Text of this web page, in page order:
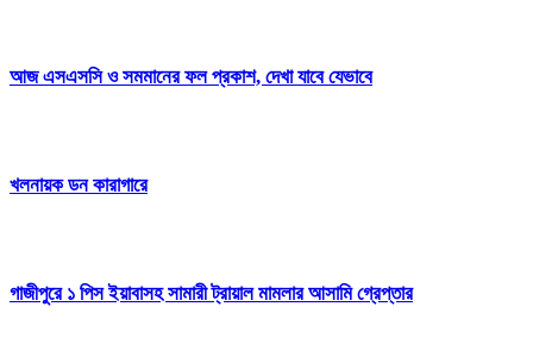
আজ এসএসসি ও সমমানের ফল প্রকাশ, দেখা যাবে যেভাবে
খলনায়ক ডন কারাগারে
গাজীপুরে ১ পিস ইয়াবাসহ সামারী ট্রায়াল মামলার আসামি গ্রেপ্তার